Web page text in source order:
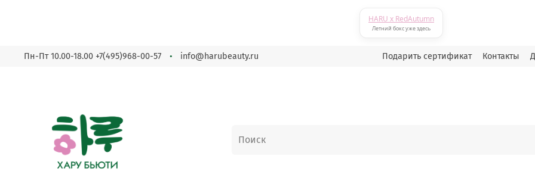
HARU x RedAutumn
Летний бокс уже здесь
Подарить сертификат Контакты
Пн-Пт 10.00-18.00 +7(495)968-00-57 info@harubeauty.ru